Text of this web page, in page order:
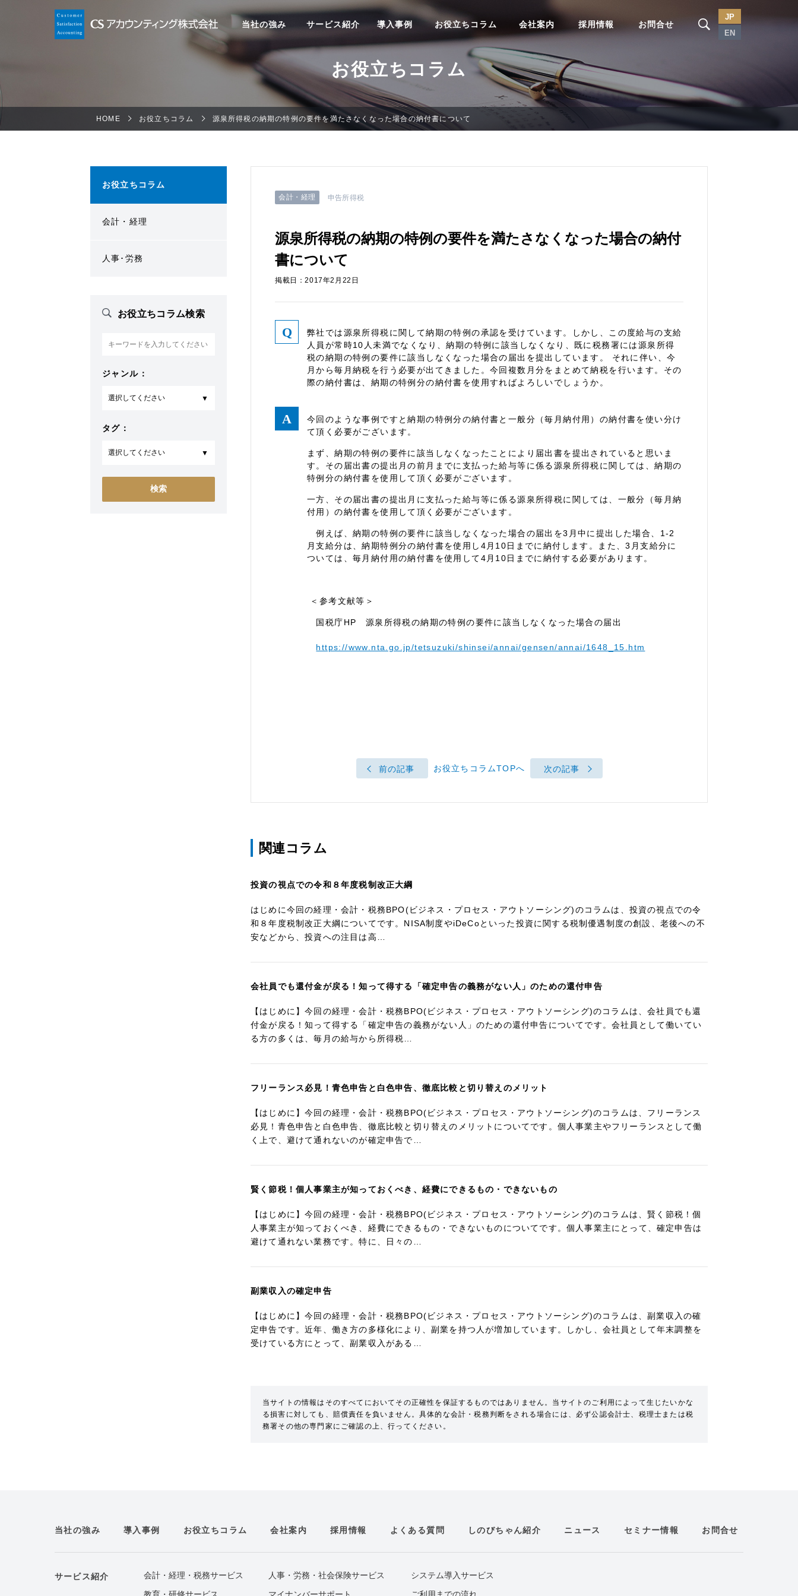
当社の強み サービス紹介 導入事例 お役立ちコラム 会社案内 採用情報 お問合せ
JP
EN
お役立ちコラム
HOME お役立ちコラム 源泉所得税の納期の特例の要件を満たさなくなった場合の納付書について
お役立ちコラム
会計・経理
人事･労務
お役立ちコラム検索
ジャンル：
タグ：
会計・経理 申告所得税
源泉所得税の納期の特例の要件を満たさなくなった場合の納付
書について
掲載日：2017年2月22日
弊社では源泉所得税に関して納期の特例の承認を受けています。しかし、この度給与の支給
人員が常時10人未満でなくなり、納期の特例に該当しなくなり、既に税務署には源泉所得
税の納期の特例の要件に該当しなくなった場合の届出を提出しています。 それに伴い、今
月から毎月納税を行う必要が出てきました。今回複数月分をまとめて納税を行います。その
際の納付書は、納期の特例分の納付書を使用すればよろしいでしょうか。
今回のような事例ですと納期の特例分の納付書と一般分（毎月納付用）の納付書を使い分け
て頂く必要がございます。
まず、納期の特例の要件に該当しなくなったことにより届出書を提出されていると思いま
す。その届出書の提出月の前月までに支払った給与等に係る源泉所得税に関しては、納期の
特例分の納付書を使用して頂く必要がございます。
一方、その届出書の提出月に支払った給与等に係る源泉所得税に関しては、一般分（毎月納
付用）の納付書を使用して頂く必要がございます。
例えば、納期の特例の要件に該当しなくなった場合の届出を3月中に提出した場合、1-2
月支給分は、納期特例分の納付書を使用し4月10日までに納付します。また、3月支給分に
ついては、毎月納付用の納付書を使用して4月10日までに納付する必要があります。
＜参考文献等＞
国税庁HP 源泉所得税の納期の特例の要件に該当しなくなった場合の届出
https://www.nta.go.jp/tetsuzuki/shinsei/annai/gensen/annai/1648_15.htm
前の記事 お役立ちコラムTOPへ 次の記事
関連コラム
投資の視点での令和８年度税制改正大綱
はじめに今回の経理・会計・税務BPO(ビジネス・プロセス・アウトソーシング)のコラムは、投資の視点での令
和８年度税制改正大綱についてです。NISA制度やiDeCoといった投資に関する税制優遇制度の創設、老後への不
安などから、投資への注目は高…
会社員でも還付金が戻る！知って得する「確定申告の義務がない人」のための還付申告
【はじめに】今回の経理・会計・税務BPO(ビジネス・プロセス・アウトソーシング)のコラムは、会社員でも還
付金が戻る！知って得する「確定申告の義務がない人」のための還付申告についてです。会社員として働いてい
る方の多くは、毎月の給与から所得税…
フリーランス必見！青色申告と白色申告、徹底比較と切り替えのメリット
【はじめに】今回の経理・会計・税務BPO(ビジネス・プロセス・アウトソーシング)のコラムは、フリーランス
必見！青色申告と白色申告、徹底比較と切り替えのメリットについてです。個人事業主やフリーランスとして働
く上で、避けて通れないのが確定申告で…
賢く節税！個人事業主が知っておくべき、経費にできるもの・できないもの
【はじめに】今回の経理・会計・税務BPO(ビジネス・プロセス・アウトソーシング)のコラムは、賢く節税！個
人事業主が知っておくべき、経費にできるもの・できないものについてです。個人事業主にとって、確定申告は
避けて通れない業務です。特に、日々の…
副業収入の確定申告
【はじめに】今回の経理・会計・税務BPO(ビジネス・プロセス・アウトソーシング)のコラムは、副業収入の確
定申告です。近年、働き方の多様化により、副業を持つ人が増加しています。しかし、会社員として年末調整を
受けている方にとって、副業収入がある…
当サイトの情報はそのすべてにおいてその正確性を保証するものではありません。当サイトのご利用によって生じたいかな
る損害に対しても、賠償責任を負いません。具体的な会計・税務判断をされる場合には、必ず公認会計士、税理士または税
務署その他の専門家にご確認の上、行ってください。
当社の強み 導入事例 お役立ちコラム 会社案内 採用情報 よくある質問 しのびちゃん紹介 ニュース セミナー情報 お問合せ
サービス紹介 会計・経理・税務サービス 人事・労務・社会保険サービス
システム導入サービス